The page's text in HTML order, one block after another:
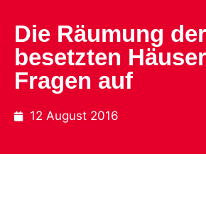
Die Räumung der
besetzten
Fragen auf
12 August 2016